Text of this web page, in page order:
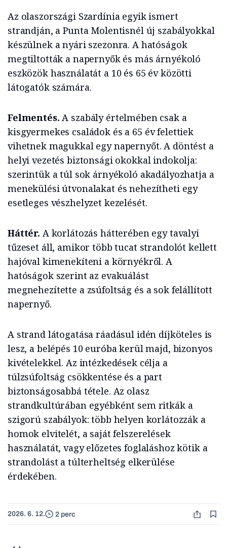
Az olaszországi Szardínia egyik ismert
strandján, a Punta Molentisnél új szabályokkal
készülnek a nyári szezonra. A hatóságok
megtiltották a napernyők és más árnyékoló
eszközök használatát a 10 és 65 év közötti
látogatók számára.
Felmentés. A szabály értelmében csak a
kisgyermekes családok és a 65 év felettiek
vihetnek magukkal egy napernyőt. A döntést a
helyi vezetés biztonsági okokkal indokolja:
szerintük a túl sok árnyékoló akadályozhatja a
menekülési útvonalakat és nehezítheti egy
esetleges vészhelyzet kezelését.
Háttér. A korlátozás hátterében egy tavalyi
tűzeset áll, amikor több tucat strandolót kellett
hajóval kimenekíteni a környékről. A
hatóságok szerint az evakuálást
megnehezítette a zsúfoltság és a sok felállított
napernyő.
A strand látogatása ráadásul idén díjköteles is
lesz, a belépés 10 euróba kerül majd, bizonyos
kivételekkel. Az intézkedések célja a
túlzsúfoltság csökkentése és a part
biztonságosabbá tétele. Az olasz
strandkultúrában egyébként sem ritkák a
szigorú szabályok: több helyen korlátozzák a
homok elvitelét, a saját felszerelések
használatát, vagy előzetes foglaláshoz kötik a
strandolást a túlterheltség elkerülése
érdekében.
2026. 6. 12. 2 perc